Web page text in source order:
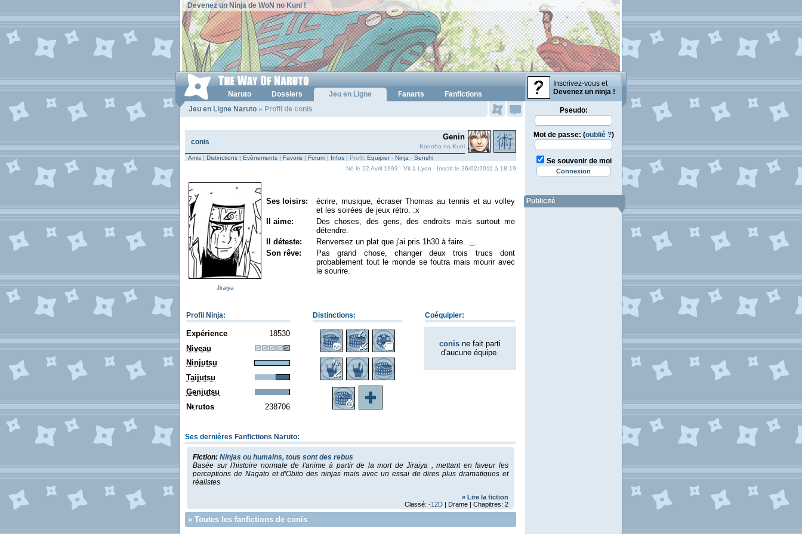
Devenez un Ninja de WoN no Kuni !
Inscrivez-vous et
Devenez un ninja !
Naruto Dossiers Jeu en Ligne Fanarts
Fanfictions
Jeu en Ligne Naruto » Profil de conis
conis
Genin
Konoha no Kuni
Amis | Distinctions | Evènements | Favoris | Forum | Infos | Profil: Equipier- Ninja - Senshi
Né le 22 Avril 1993 - Vit à Lyon - Inscrit le 26/02/2011 à 18:19
Jiraiya
Ses loisirs:
écrire, musique, écraser Thomas au tennis et au volley
et les soirées de jeux rétro. :x
Il aime:
Des choses, des gens, des endroits mais surtout me
détendre.
Il déteste:
Renversez un plat que j'ai pris 1h30 à faire. ._.
Son rêve:
Pas grand chose, changer deux trois trucs dont
probablement tout le monde se foutra mais mourir avec
le sourire.
Profil Ninja: Distinctions: Coéquipier:
Expérience
18530
conis ne fait parti
d'aucune équipe.
Niveau
Ninjutsu
Taijutsu
Genjutsu
N€rutos 238706
Ses dernières Fanfictions Naruto:
Fiction: Ninjas ou humains, tous sont des rebus
Basée sur l'histoire normale de l'anime à partir de la mort de Jiraiya , mettant en faveur les
perceptions de Nagato et d'Obito des ninjas mais avec un essai de dires plus dramatiques et
réalistes
» Lire la fiction
Classé: -12D | Drame | Chapitres: 2
» Toutes les fanfictions de conis
Pseudo:
Mot de passe: (oublié ?)
Se souvenir de moi
Publicité